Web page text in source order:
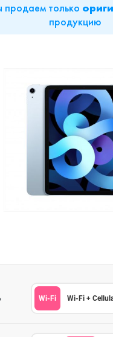
только
продукцию
Wi-Fi Wi-Fi +